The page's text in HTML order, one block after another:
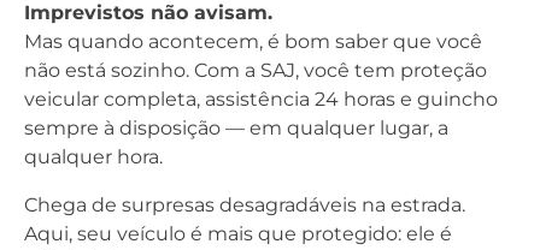
Imprevistos não avisam.
Mas quando acontecem, é bom saber que você
não está sozinho. Com a SAJ, você tem proteção
veicular completa, assistência 24 horas e guincho
sempre à disposição — em qualquer lugar, a
qualquer hora.
Chega de surpresas desagradáveis na estrada.
Aqui, seu veículo é mais que protegido: ele é